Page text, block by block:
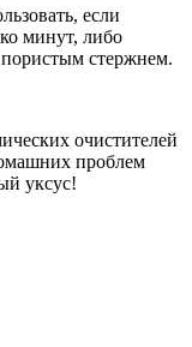
если
минут, либо
пористым стержнем.
очистителей
проблем
уксус!